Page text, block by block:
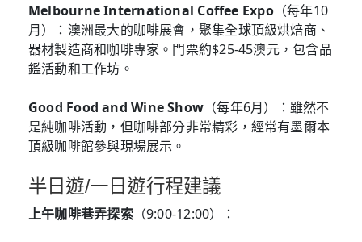
Melbourne International Coffee Expo（每年10
月）：澳洲最大的咖啡展會，聚集全球頂級烘焙商、
器材製造商和咖啡專家。門票約$25-45澳元，包含品
鑑活動和工作坊。
Good Food and Wine Show （每年6月）：雖然不
是純咖啡活動，但咖啡部分非常精彩，經常有墨爾本
頂級咖啡館參與現場展示。
半日遊/一日遊行程建議
上午咖啡巷弄探索（9:00-12:00）：